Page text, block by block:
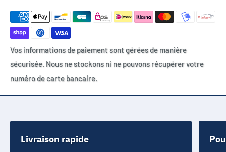
Vos informations de paiement sont gérées de manière
sécurisée. Nous ne stockons ni ne pouvons récupérer votre
numéro de carte bancaire.
Livraison rapide